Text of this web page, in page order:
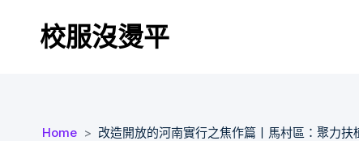
校服沒燙平
Home 改造開放的河南實行之焦作篇丨馬村區：聚力